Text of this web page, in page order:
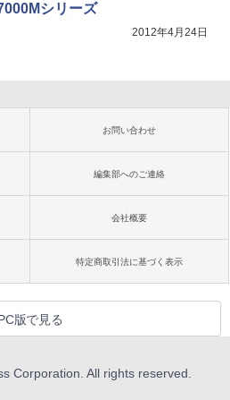
シリーズ
2012年4月24日
お問い合わせ
編集部へのご連絡
会社概要
特定商取引法に基づく表示
版で見る
Corporation. All rights reserved.